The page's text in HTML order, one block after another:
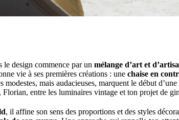
le design commence par un mélange d’art et
vie à ses premières créations : une chaise en
modestes, mais audacieuses, marquent le début
Florian, entre les luminaires vintage et ton projet de
, il affine son sens des proportions et des styles